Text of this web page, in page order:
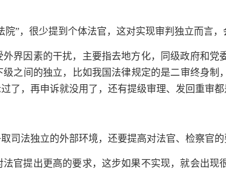
”，很少提到个体法官，这对实现审判独立而言，
界因素的干扰，主要指去地方化，同级政府和党
之间的独立，比如我国法律规定的是二审终身
了，再申诉就没用了，还有提级审理、发回重审都
司法独立的外部环境，还要提高对法官、检察官的
官提出更高的要求，这步如果不实现，就会出现